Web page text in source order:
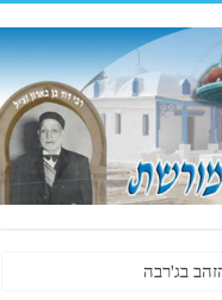
בג'רבה